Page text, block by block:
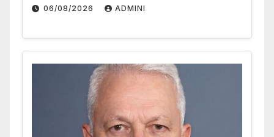
06/08/2026 ADMINI